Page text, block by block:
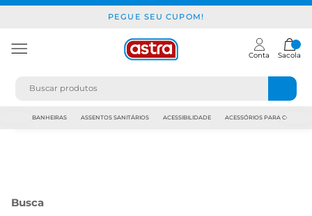
PEGUE SEU CUPOM!
Conta Sacola
BANHEIRAS ASSENTOS SANITÁRIOS ACESSIBILIDADE ACESSÓRIOS PARA